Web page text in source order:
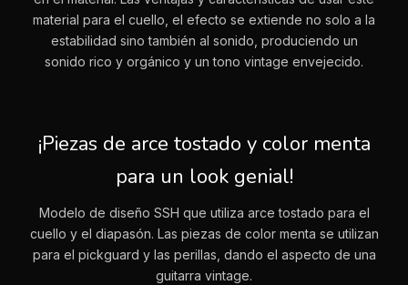
material para el cuello, el efecto se extiende no solo a la
estabilidad sino también al sonido, produciendo un
sonido rico y orgánico y un tono vintage envejecido.
¡Piezas de arce tostado y color menta
para un look genial!
Modelo de diseño SSH que utiliza arce tostado para el
cuello y el diapasón. Las piezas de color menta se utilizan
para el pickguard y las perillas, dando el aspecto de una
guitarra vintage.